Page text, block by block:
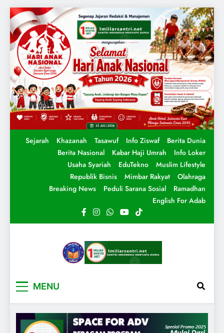
Sejarah Khazanah Tasawuf Info Ziswaf
Berita Dunia
Berita Nasional
Kabar Haji Umrah
Info Loker
Usaha Syariah
EduTekno
Muslim Lifestyle
Republik Bisnis
Mimbar Rakyat
Olahraga
Breaking News
Peduli Sarana Sosial
Ramadhan
English For Adab
MENU